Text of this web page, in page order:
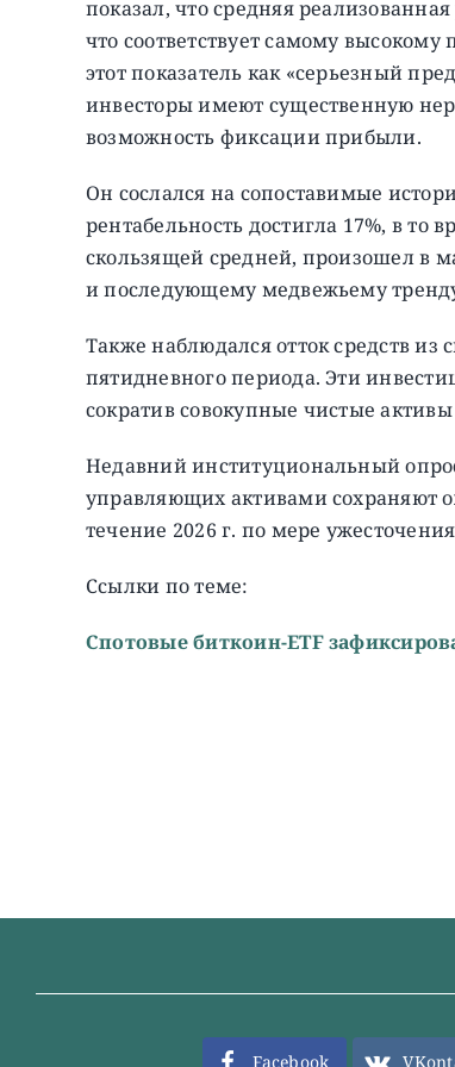
показал, что средняя
что соответствует самому высокому
этот показатель как «серьезный
инвесторы имеют существенную
возможность фиксации прибыли.
Он сослался на сопоставимые
рентабельность достигла 17%, в то
скользящей средней, произошел в
и последующему медвежьему
Также наблюдался отток средств из
пятидневного периода. Эти
сократив совокупные чистые
Недавний институциональный
управляющих активами сохраняют
течение 2026 г. по мере
Ссылки по теме:
Спотовые биткоин-ETF
Facebook